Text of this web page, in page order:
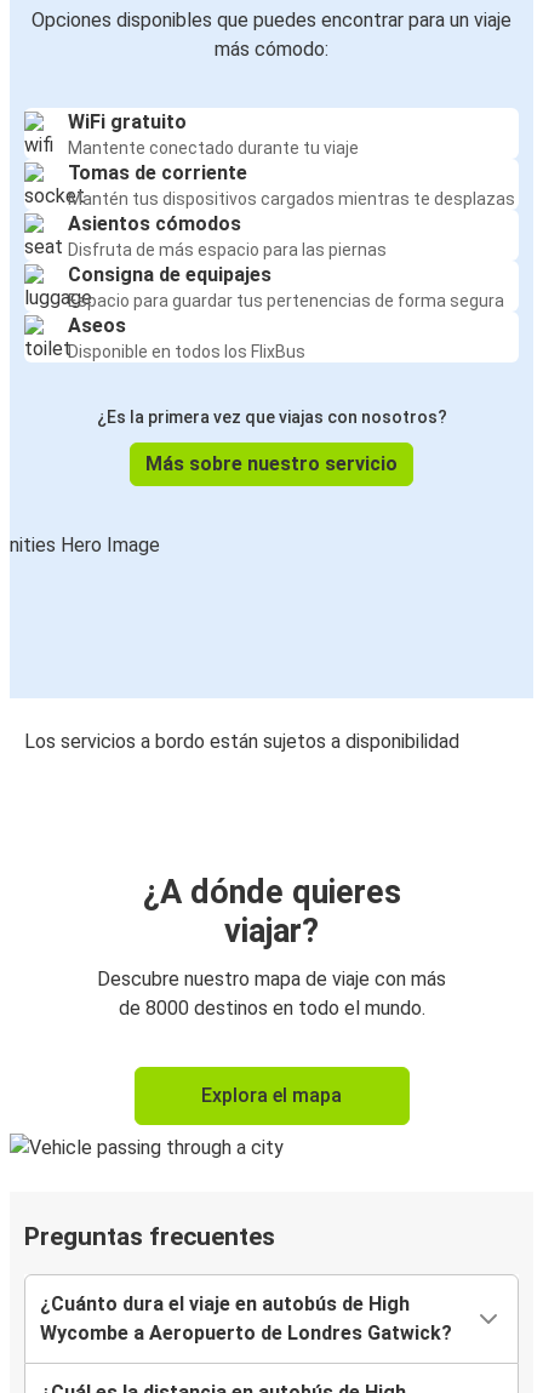
Opciones disponibles que puedes encontrar para un viaje
más cómodo:
WiFi gratuito
Mantente conectado durante tu viaje
Tomas de corriente
Mantén tus dispositivos cargados mientras te desplazas
Asientos cómodos
Disfruta de más espacio para las piernas
Consigna de equipajes
Espacio para guardar tus pertenencias de forma segura
Aseos
Disponible en todos los FlixBus
¿Es la primera vez que viajas con nosotros?
Más sobre nuestro servicio
Los servicios a bordo están sujetos a disponibilidad
¿A dónde quieres
viajar?
Descubre nuestro mapa de viaje con más
de 8000 destinos en todo el mundo.
Explora el mapa
Preguntas frecuentes
¿Cuánto dura el viaje en autobús de High
Wycombe a Aeropuerto de Londres Gatwick?